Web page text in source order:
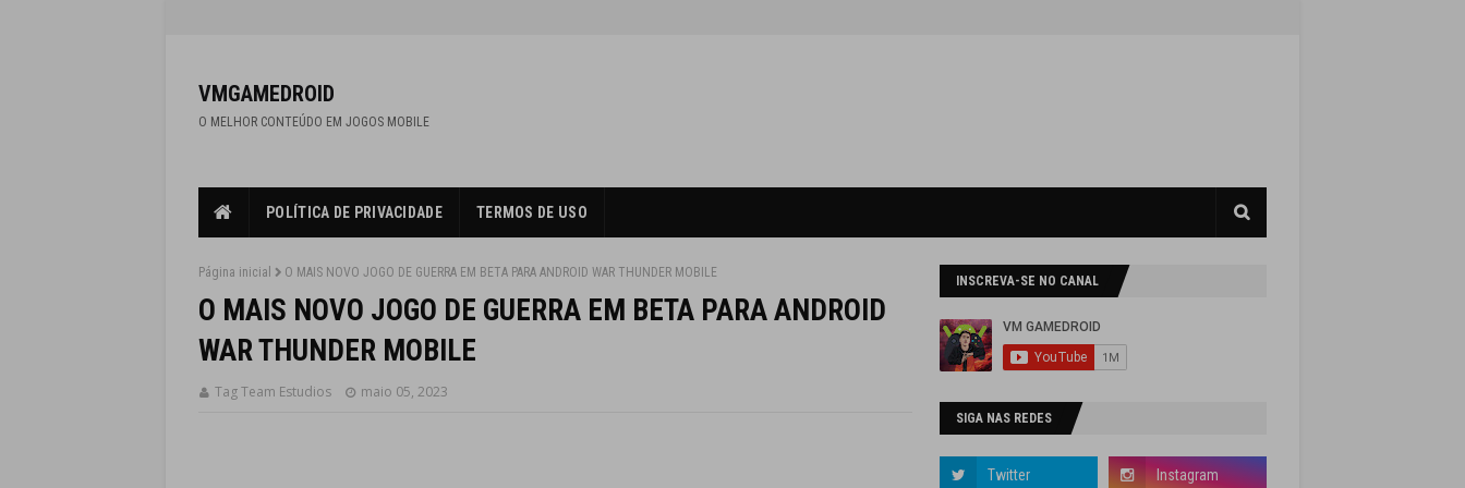
VMGAMEDROID
O MELHOR CONTEÚDO EM JOGOS MOBILE
POLÍTICA DE PRIVACIDADE TERMOS DE USO
Página inicial O MAIS NOVO JOGO DE GUERRA EM BETA PARA ANDROID WAR THUNDER MOBILE
O MAIS NOVO JOGO DE GUERRA EM BETA PARA ANDROID
WAR THUNDER MOBILE
Tag Team Estudios maio 05, 2023
INSCREVA-SE NO CANAL
SIGA NAS REDES